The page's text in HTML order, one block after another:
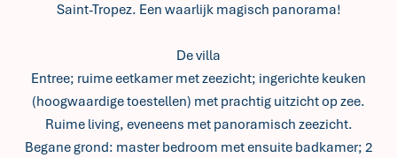
Saint-Tropez. Een waarlijk magisch panorama!
De villa
Entree; ruime eetkamer met zeezicht; ingerichte keuken
(hoogwaardige toestellen) met prachtig uitzicht op zee.
Ruime living, eveneens met panoramisch zeezicht.
Begane grond: master bedroom met ensuite badkamer; 2